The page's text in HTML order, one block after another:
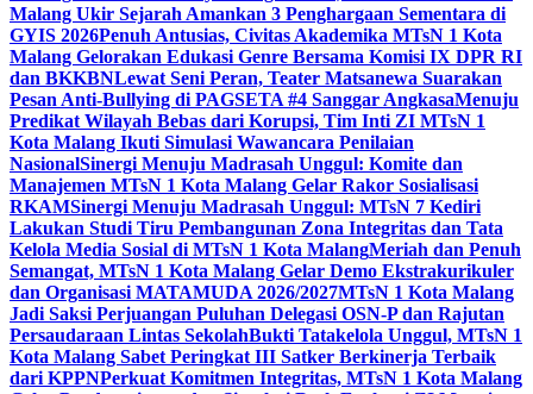
Malang Ukir Sejarah Amankan 3 Penghargaan Sementara di
GYIS 2026Penuh Antusias, Civitas Akademika MTsN 1 Kota
Malang Gelorakan Edukasi Genre Bersama Komisi IX DPR RI
dan BKKBNLewat Seni Peran, Teater Matsanewa Suarakan
Pesan Anti-Bullying di PAGSETA #4 Sanggar AngkasaMenuju
Predikat Wilayah Bebas dari Korupsi, Tim Inti ZI MTsN 1
Kota Malang Ikuti Simulasi Wawancara Penilaian
NasionalSinergi Menuju Madrasah Unggul: Komite dan
Manajemen MTsN 1 Kota Malang Gelar Rakor Sosialisasi
RKAMSinergi Menuju Madrasah Unggul: MTsN 7 Kediri
Lakukan Studi Tiru Pembangunan Zona Integritas dan Tata
Kelola Media Sosial di MTsN 1 Kota MalangMeriah dan Penuh
Semangat, MTsN 1 Kota Malang Gelar Demo Ekstrakurikuler
dan Organisasi MATAMUDA 2026/2027MTsN 1 Kota Malang
Jadi Saksi Perjuangan Puluhan Delegasi OSN-P dan Rajutan
Persaudaraan Lintas SekolahBukti Tatakelola Unggul, MTsN 1
Kota Malang Sabet Peringkat III Satker Berkinerja Terbaik
dari KPPNPerkuat Komitmen Integritas, MTsN 1 Kota Malang